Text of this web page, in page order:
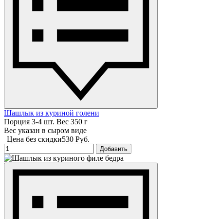
Шашлык из куриной голени
Порция 3-4 шт. Вес 350 г
Вес указан в сыром виде
Цена без скидки530 Руб.
Добавить